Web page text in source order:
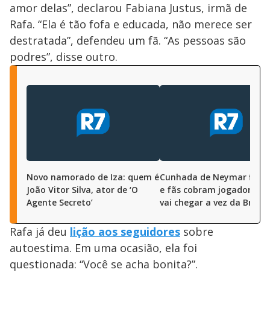
amor delas”, declarou Fabiana Justus, irmã de
Rafa. “Ela é tão fofa e educada, não merece ser
destratada”, defendeu um fã. “As pessoas são
podres”, disse outro.
Novo namorado de Iza: quem é
João Vitor Silva, ator de ‘O
Agente Secreto’
Cunhada de Neymar fica
e fãs cobram jogador:
vai chegar a vez da
Rafa já deu lição aos seguidores sobre
autoestima. Em uma ocasião, ela foi
questionada: “Você se acha bonita?”.